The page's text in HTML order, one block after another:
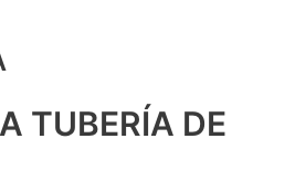
TUBERÍA DE